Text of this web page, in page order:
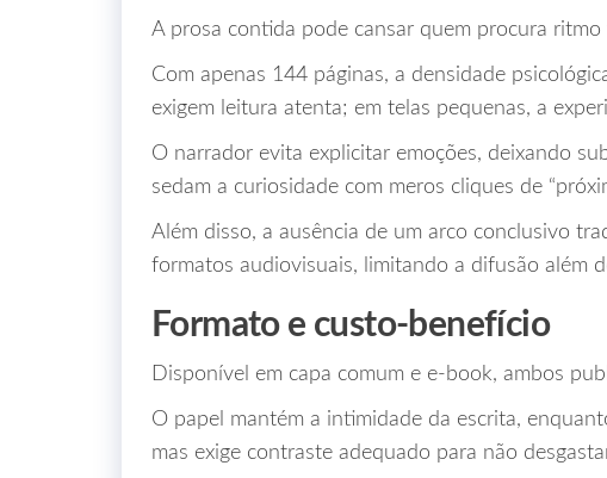
A prosa contida pode cansar quem procura ritmo
Com apenas 144 páginas, a densidade
exigem leitura atenta; em telas pequenas, a
O narrador evita explicitar emoções, deixando
sedam a curiosidade com meros cliques de
Além disso, a ausência de um arco conclusivo
formatos audiovisuais, limitando a difusão além
Formato e custo‑benefício
Disponível em capa comum e e‑book, ambos
O papel mantém a intimidade da escrita,
mas exige contraste adequado para não